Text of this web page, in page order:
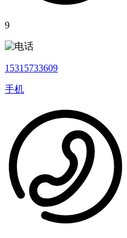
9
15315733609
手机